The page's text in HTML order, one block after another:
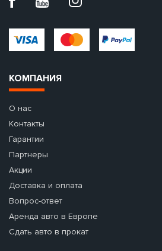
КОМПАНИЯ
О нас
Контакты
Гарантии
Партнеры
Акции
Доставка и оплата
Вопрос-ответ
Аренда авто в Европе
Сдать авто в прокат